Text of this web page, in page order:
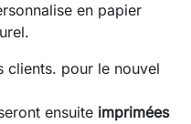
en papier
clients. pour le nouvel
ensuite imprimées